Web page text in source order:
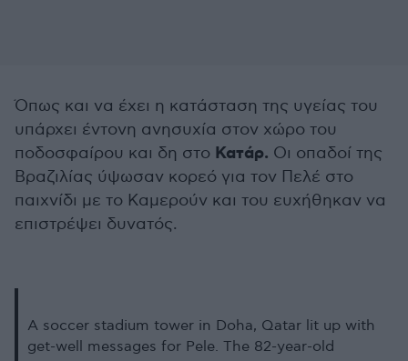
Όπως και να έχει η κατάσταση της υγείας του
υπάρχει έντονη ανησυχία στον χώρο του
ποδοσφαίρου και δη στο Κατάρ. Οι οπαδοί της
Βραζιλίας ύψωσαν κορεό για τον Πελέ στο
παιχνίδι με το Καμερούν και του ευχήθηκαν να
επιστρέψει δυνατός.
A soccer stadium tower in Doha, Qatar lit up with
get-well messages for Pele. The 82-year-old